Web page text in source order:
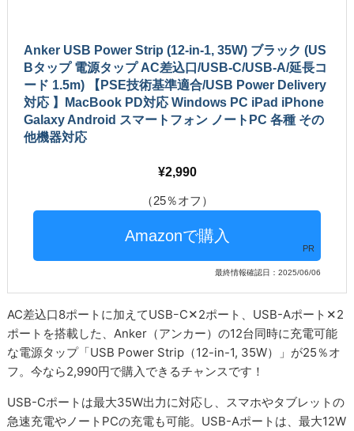
Anker USB Power Strip (12-in-1, 35W) ブラック (US
Bタップ 電源タップ AC差込口/USB-C/USB-A/延長コ
ード 1.5m) 【PSE技術基準適合/USB Power Delivery
対応 】MacBook PD対応 Windows PC iPad iPhone
Galaxy Android スマートフォン ノートPC 各種 その
他機器対応
2,990
（25％オフ）
PR
最終情報確認日：2025/06/06
AC差込口8ポートに加えてUSBｰC✕2ポート、USB-Aポート✕2
ポートを搭載した、Anker（アンカー）の12台同時に充電可能
な電源タップ「USB Power Strip（12-in-1, 35W）」が25％オ
フ。今なら2,990円で購入できるチャンスです！
USB-Cポートは最大35W出力に対応し、スマホやタブレットの
急速充電やノートPCの充電も可能。USB-Aポートは、最大12W